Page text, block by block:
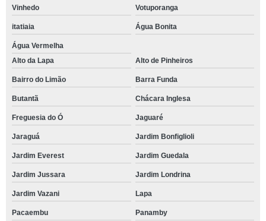
Vinhedo Votuporanga
itatiaia Água Bonita
Água Vermelha
Alto da Lapa
Alto de Pinheiros
Bairro do Limão Barra Funda
Butantã Chácara Inglesa
Freguesia do Ó Jaguaré
Jaraguá Jardim Bonfiglioli
Jardim Everest Jardim Guedala
Jardim Jussara Jardim Londrina
Jardim Vazani Lapa
Pacaembu Panamby